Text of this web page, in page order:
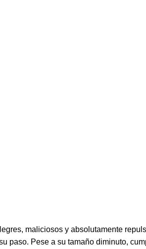
maliciosos y absolutamente
paso. Pese a su tamaño diminuto,